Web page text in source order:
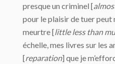
presque un criminel [
pour le plaisir de tuer peut
meurtre [little less than
échelle, mes livres sur les
[reparation] que je